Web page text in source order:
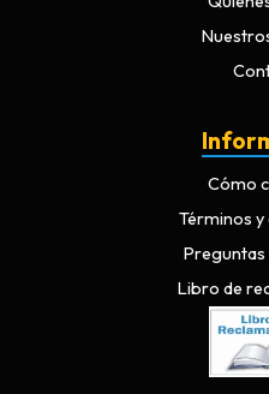
Cómo
Términos y
Libro de